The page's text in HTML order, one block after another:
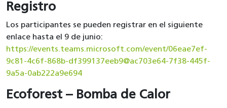
Registro
Los participantes se pueden registrar en el siguiente
enlace hasta el 9 de junio:
https://events.teams.microsoft.com/event/06eae7ef-
9c81-4c6f-868b-df399137eeb9@ac703e64-7f38-445f-
9a5a-0ab222a9e694
Ecoforest – Bomba de Calor